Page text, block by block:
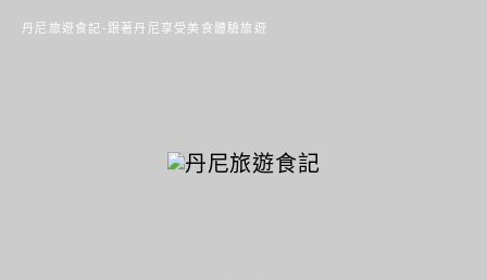
丹尼旅遊食記-跟著丹尼享受美食體驗旅遊